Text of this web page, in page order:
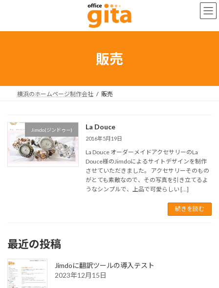
ン
ー
販売
横浜のホームページ制作会社 販売
Jimdo(ジンドゥー) La Douce
2016年5月19日
La Douce オーダーメイドアクセサリーのLa
Douce様のJimdoによるサイトデザインを制作
させていただきました。 アクセサリーそのもの
がとても素敵なので、その写真を引き立てるよ
うなシンプルで、上品で可愛らしい […]
続きを読む
最近の投稿
Jimdoに翻訳ツールの導入テスト
2023年12月15日